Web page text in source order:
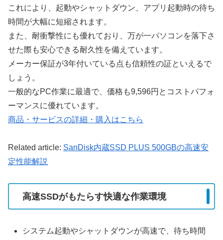
これにより、起動やシャットダウン、アプリ起動時の待ち
時間が大幅に短縮されます。
また、耐衝撃性にも優れており、万が一パソコンを落下さ
せた際も安心できる耐久性を備えています。
メーカー保証が3年付いている点も信頼性の証といえるで
しょう。
一般的なPC作業に最適で、価格も9,596円とコストパフォ
ーマンスに優れています。
商品・サービスの詳細・購入はこちら
Related article: SanDisk内蔵SSD PLUS 500GBの高速安
定性能解説
高速SSDがもたらす快適な作業環境
システム起動やシャットダウンが高速で、待ち時間